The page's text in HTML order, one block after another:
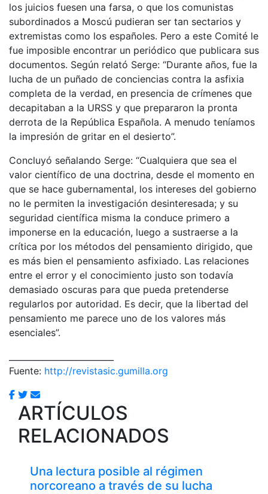
los juicios fuesen una farsa, o que los comunistas
subordinados a Moscú pudieran ser tan sectarios y
extremistas como los españoles. Pero a este Comité le
fue imposible encontrar un periódico que publicara sus
documentos. Según relató Serge: “Durante años, fue la
lucha de un puñado de conciencias contra la asfixia
completa de la verdad, en presencia de crímenes que
decapitaban a la URSS y que prepararon la pronta
derrota de la República Española. A menudo teníamos
la impresión de gritar en el desierto”.
Concluyó señalando Serge: “Cualquiera que sea el
valor científico de una doctrina, desde el momento en
que se hace gubernamental, los intereses del gobierno
no le permiten la investigación desinteresada; y su
seguridad científica misma la conduce primero a
imponerse en la educación, luego a sustraerse a la
crítica por los métodos del pensamiento dirigido, que
es más bien el pensamiento asfixiado. Las relaciones
entre el error y el conocimiento justo son todavía
demasiado oscuras para que pueda pretenderse
regularlos por autoridad. Es decir, que la libertad del
pensamiento me parece uno de los valores más
esenciales”.
Fuente: http://revistasic.gumilla.org
ARTÍCULOS
RELACIONADOS
Una lectura posible al régimen
norcoreano a través de su lucha